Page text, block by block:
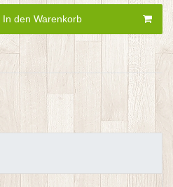
In den Warenkorb